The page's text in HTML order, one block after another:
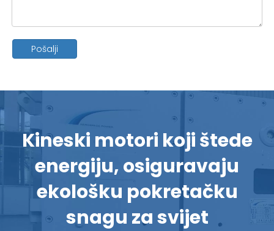
Pošalji
Kineski motori koji štede
energiju, osiguravaju
ekološku pokretačku
snagu za svijet